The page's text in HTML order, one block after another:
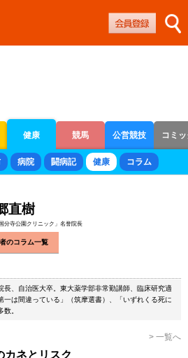
健康 競馬 公営競技 コミ
レース
病院 闘病記 健康 コラム
直樹
分寺公園クリニック」名誉院長
のコラム一覧
長、自治医大卒。東大薬学部非常勤講師、臨床研究適
一は間違っている」（筑摩選書）、「いずれくる死に
。
> 一覧へ
カネとリスク